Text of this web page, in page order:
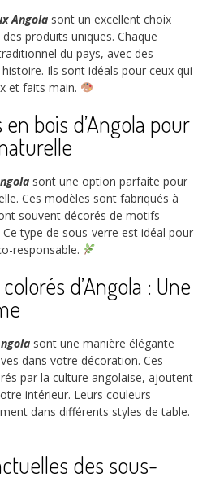
Angola sont un excellent choix
produits uniques. Chaque
du pays, avec des
Ils sont idéals pour ceux qui
et faits main.
bois d’Angola pour
sont une option parfaite pour
Ces modèles sont fabriqués à
souvent décorés de motifs
type de sous-verre est idéal pour
responsable.
d’Angola : Une
sont une manière élégante
dans votre décoration. Ces
par la culture angolaise, ajoutent
intérieur. Leurs couleurs
dans différents styles de table.
des sous-